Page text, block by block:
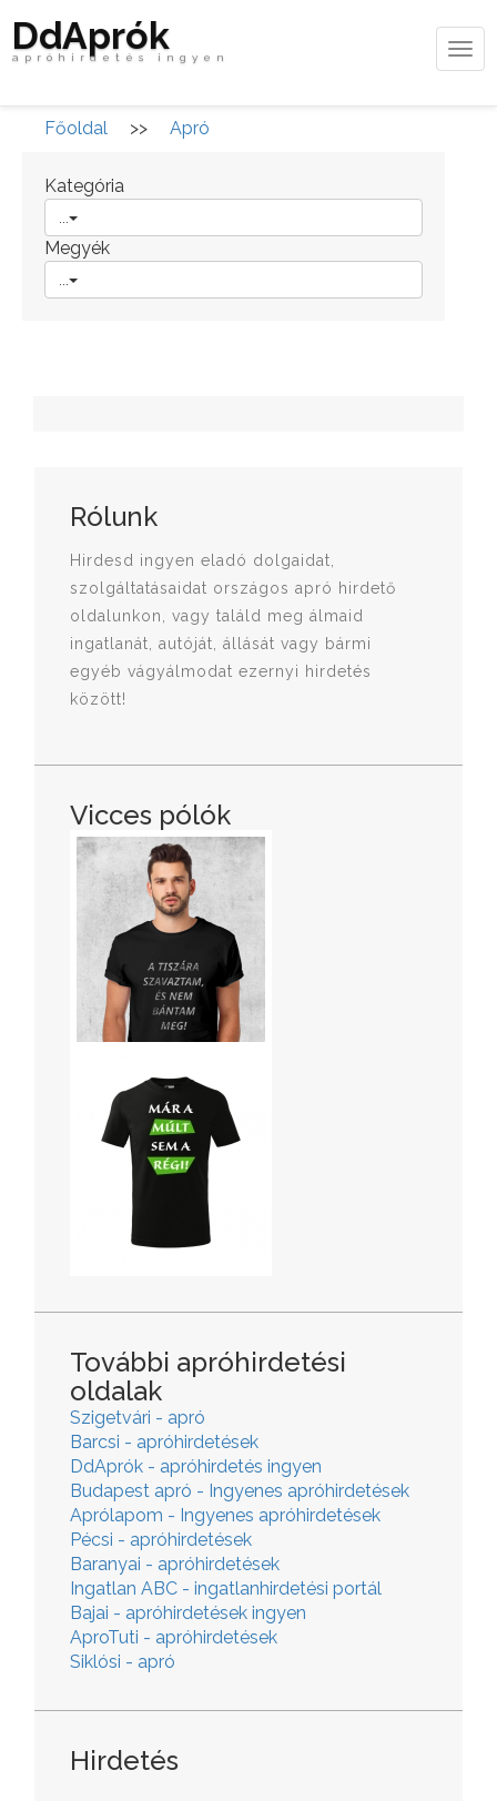
DdAprók
apróhirdetés ingyen
Főoldal >> Apró
Kategória
Megyék
Rólunk
Hirdesd ingyen eladó dolgaidat,
szolgáltatásaidat országos apró hirdető
oldalunkon, vagy találd meg álmaid
ingatlanát, autóját, állását vagy bármi
egyéb vágyálmodat ezernyi hirdetés
között!
Vicces pólók
További apróhirdetési
oldalak
Szigetvári - apró
Barcsi - apróhirdetések
DdAprók - apróhirdetés ingyen
Budapest apró - Ingyenes apróhirdetések
Aprólapom - Ingyenes apróhirdetések
Pécsi - apróhirdetések
Baranyai - apróhirdetések
Ingatlan ABC - ingatlanhirdetési portál
Bajai - apróhirdetések ingyen
AproTuti - apróhirdetések
Siklósi - apró
Hirdetés